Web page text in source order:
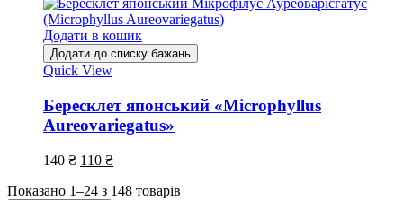
Додати в кошик
Додати до списку бажань
Quick View
Бересклет японський «Microphyllus
Aureovariegatus»
140₴ 110 ₴
Показано 1–24 з 148 товарів